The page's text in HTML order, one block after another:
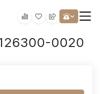
0020